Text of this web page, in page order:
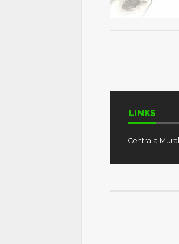
LINKS
Centrala